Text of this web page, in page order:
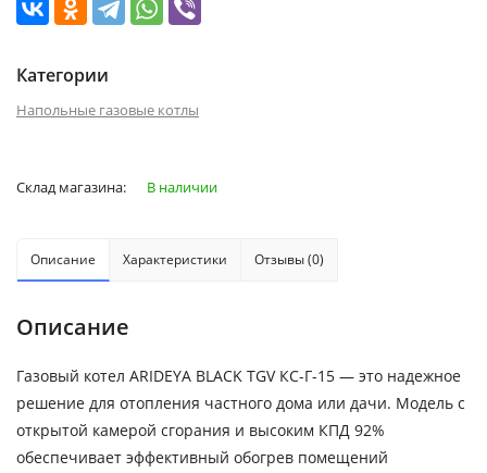
Категории
Напольные газовые котлы
Склад магазина: В наличии
Описание Характеристики Отзывы (0)
Описание
Газовый котел ARIDEYA BLACK TGV КС-Г-15 — это надежное
решение для отопления частного дома или дачи. Модель с
открытой камерой сгорания и высоким КПД 92%
обеспечивает эффективный обогрев помещений